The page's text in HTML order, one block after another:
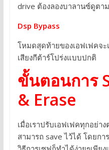
drive ต้องลองบาลานซ์ดูตา
Dsp Bypass
โหมดสุดท้ายของเอฟเฟคจะ
เสียงกีต้าร์โปร่งแบบปกติ
ขั้นตอนการ
& Erase
เมื่อเราปรับเอฟเฟคทุกอย่า
สามารถ save ไว้ได้ โดยก